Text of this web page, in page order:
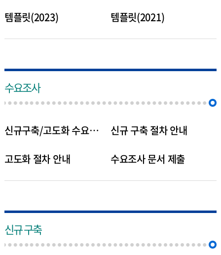
템플릿(2023) 템플릿(2021)
수요조사
신규구축/고도화 수요조사
신규 구축 절차 안내
고도화 절차 안내
수요조사 문서 제출
신규 구축